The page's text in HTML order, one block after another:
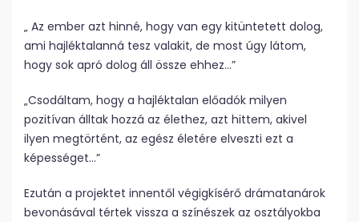
„ Az ember azt hinné, hogy van egy kitüntetett dolog,
ami hajléktalanná tesz valakit, de most úgy látom,
hogy sok apró dolog áll össze ehhez…”
„Csodáltam, hogy a hajléktalan előadók milyen
pozitívan álltak hozzá az élethez, azt hittem, akivel
ilyen megtörtént, az egész életére elveszti ezt a
képességet…”
Ezután a projektet innentől végigkísérő drámatanárok
bevonásával tértek vissza a színészek az osztályokba